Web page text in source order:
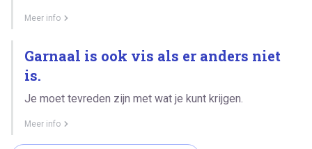
Meer info
Garnaal is ook vis als er anders niet
is.
Je moet tevreden zijn met wat je kunt krijgen.
Meer info